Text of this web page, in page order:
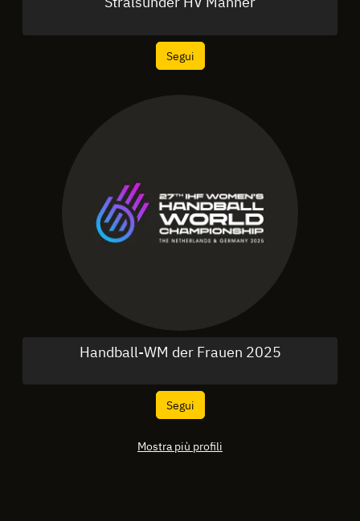
Segui
Handball-WM der Frauen 2025
Segui
Mostra più profili